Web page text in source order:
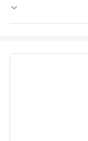
في الخارج ،
، والدعم الفني